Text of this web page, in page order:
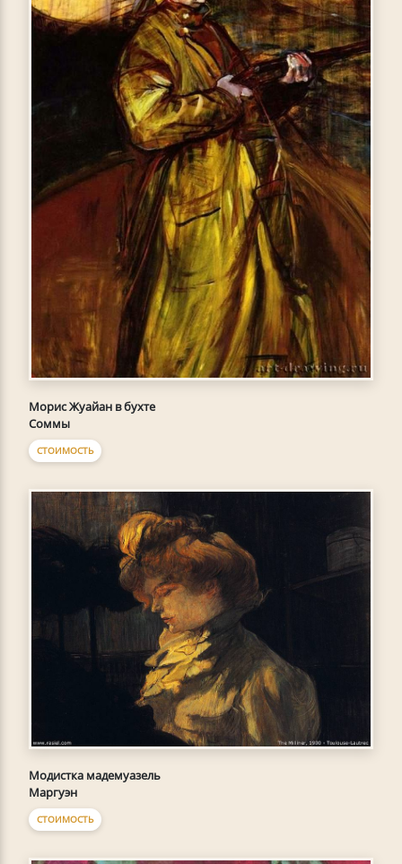
Морис Жуайан в бухте
Соммы
СТОИМОСТЬ
Модистка мадемуазель
Маргуэн
СТОИМОСТЬ